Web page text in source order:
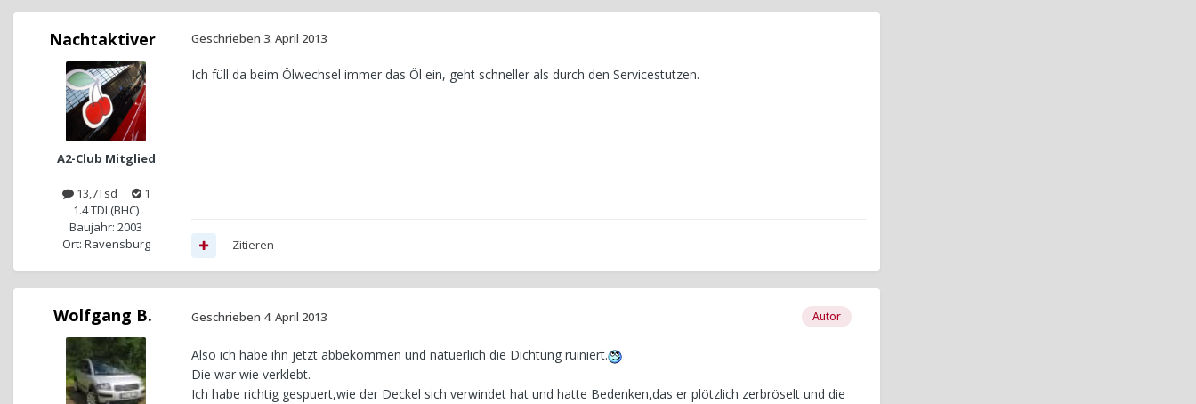
Nachtaktiver
A2-Club Mitglied
13,7Tsd
1
1.4 TDI (BHC)
Baujahr: 2003
Ort: Ravensburg
Geschrieben 3. April 2013
Ich füll da beim Ölwechsel immer das Öl ein, geht schneller als durch den Servicestutzen.
Zitieren
Wolfgang B. Autor
Geschrieben 4. April 2013
Also ich habe ihn jetzt abbekommen und natuerlich die Dichtung ruiniert.
Die war wie verklebt.
Ich habe richtig gespuert,wie der Deckel sich verwindet hat und hatte Bedenken,das er plötzlich zerbröselt und die